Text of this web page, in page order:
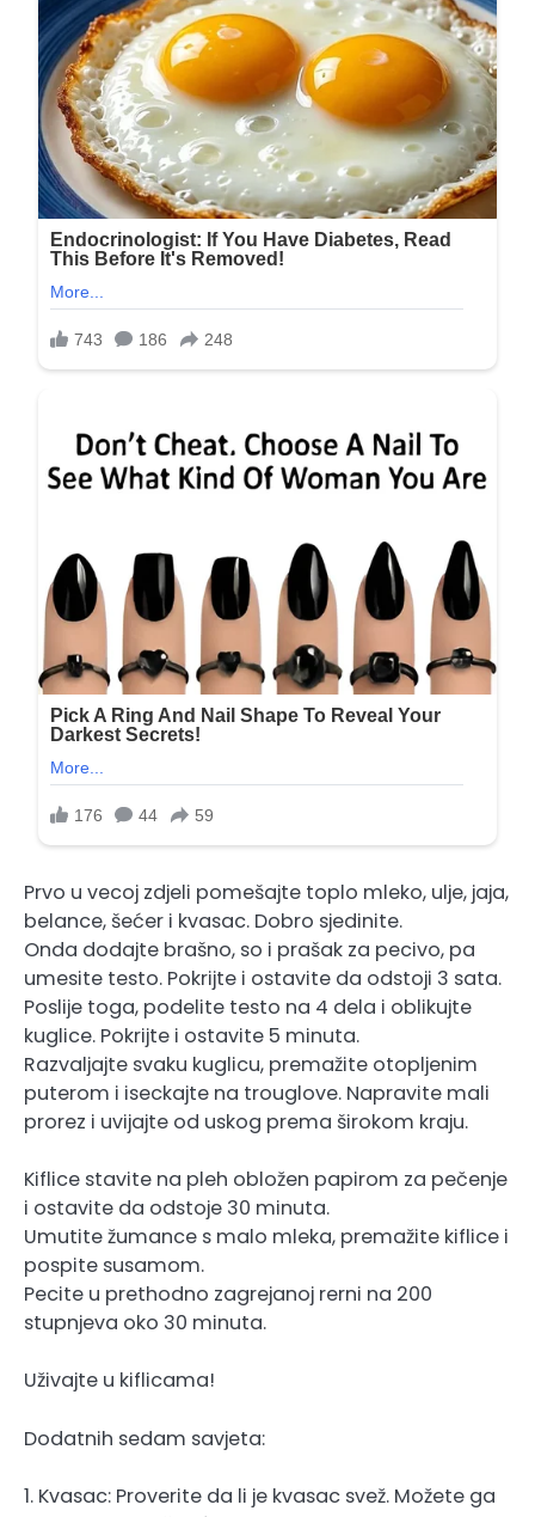
Prvo u vecoj zdjeli pomešajte toplo mleko, ulje, jaja,
belance, šećer i kvasac. Dobro sjedinite.
Onda dodajte brašno, so i prašak za pecivo, pa
umesite testo. Pokrijte i ostavite da odstoji 3 sata.
Poslije toga, podelite testo na 4 dela i oblikujte
kuglice. Pokrijte i ostavite 5 minuta.
Razvaljajte svaku kuglicu, premažite otopljenim
puterom i iseckajte na trouglove. Napravite mali
prorez i uvijajte od uskog prema širokom kraju.
Kiflice stavite na pleh obložen papirom za pečenje
i ostavite da odstoje 30 minuta.
Umutite žumance s malo mleka, premažite kiflice i
pospite susamom.
Pecite u prethodno zagrejanoj rerni na 200
stupnjeva oko 30 minuta.
Uživajte u kiflicama!
Dodatnih sedam savjeta:
1. Kvasac: Proverite da li je kvasac svež. Možete ga